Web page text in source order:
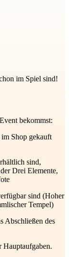
im Spiel sind!
bekommst:
im Shop gekauft
sind,
Drei Elemente,
sind (Hoher
Tempel)
Abschließen des
Hauptaufgaben.